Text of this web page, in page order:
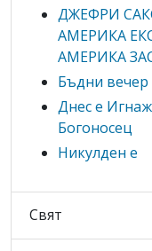
ДЖЕФРИ
АМЕРИКА
АМЕРИКА
Бъдни вечер
Днес е
Богоносец
Никулден е
Свят